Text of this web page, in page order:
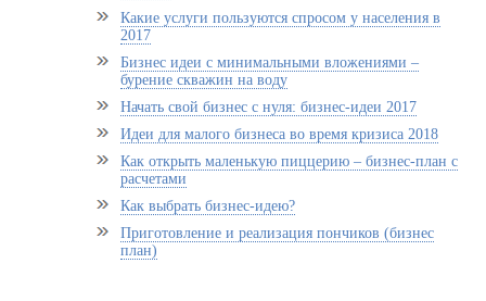
Какие услуги пользуются спросом у населения в
2017
Бизнес идеи с минимальными вложениями –
бурение скважин на воду
Начать свой бизнес с нуля: бизнес-идеи 2017
Идеи для малого бизнеса во время кризиса 2018
Как открыть маленькую пиццерию – бизнес-план с
расчетами
Как выбрать бизнес-идею?
Приготовление и реализация пончиков (бизнес
план)